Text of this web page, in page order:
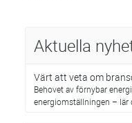
Aktuella
Värt att veta om
Behovet av förnybar
energiomställningen – lär